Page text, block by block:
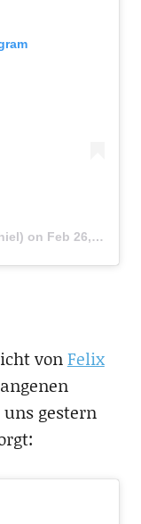
on Feb 26, 2017 at 11:13am PST
vonFelix
gestern